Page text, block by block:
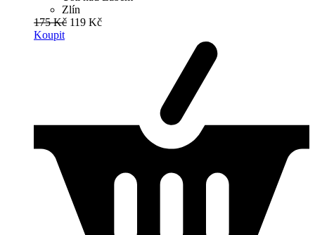
Zlín
175 Kč 119 Kč
Koupit